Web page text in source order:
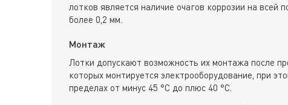
лотков является наличие очагов коррозии на всей
более 0,2 мм.
Монтаж
Лотки допускают возможность их монтажа после
которых монтируется электрооборудование, при
пределах от минус 45 °С до плюс 40 °С.